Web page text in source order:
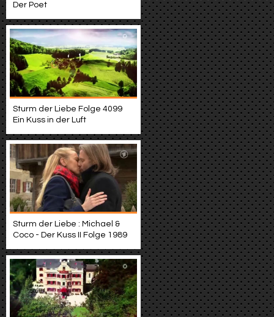
Der Poet
Sturm der Liebe Folge 4099
Ein Kuss in der Luft
Sturm der Liebe : Michael &
Coco - Der Kuss II Folge 1989